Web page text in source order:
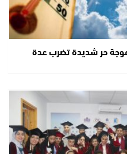
موجة حر شديدة تضرب عدة